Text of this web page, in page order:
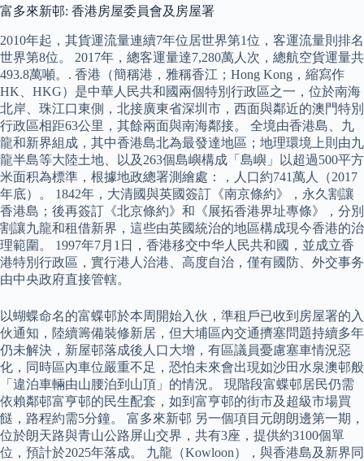
富多來新邨: 香港房屋委員會及房屋署
2010年起，其貨運流量連續7年位居世界第1位，客運流量則排名
世界第8位。 2017年，總客運量達7,280萬人次，總航空貨運量共
493.8萬噸。. 香港（簡稱港，雅稱香江；Hong Kong，縮寫作
HK、HKG）是中華人民共和國兩個特別行政區之一，位於南海
北岸、珠江口東側，北接廣東省深圳市，西面與鄰近的澳門特別
行政區相距63公里，其餘兩面與南海鄰接。 全境由香港島、九
龍和新界組成，其中香港島北為最發達地區；地理環境上則由九
龍半島等大陸土地、以及263個島嶼構成「島嶼」以超過500平方
米面积為標準，根據地政總署測繪處：，人口約741萬人（2017
年底）。 1842年，大清國與英國簽訂《南京條約》，永久割讓
香港島；後再簽訂《北京條約》和《展拓香港界址專條》，分別
割讓九龍和租借新界，這些由英國統治的地區構成現今香港的治
理範圍。 1997年7月1日，香港移交中华人民共和國，並成立香
港特別行政區，實行港人治港、高度自治，僅有國防、外交事务
由中央政府直接管轄。
以蝴蝶命名的富蝶邨於本周開始入伙，準租戶已收到房屋署的入
伙通知，陸續籌備裝修新居，但大埔區內交通擠塞問題持續多年
仍未解決，新屋邨落成後人口大增，有區議員憂慮塞車情況惡
化，同時區內車位嚴重不足，恐怕未來會出現如沙田水泉澳邨般
「違泊車輛由山腰泊到山頂」的情況。 現階段富蝶邨居民仍需
依賴鄰邨富亨邨的民生配套，如到富亨邨的街市及超級市場買
餸，路程約需5分鐘。 富多來新邨 另一個項目元朗朗邊第一期，
位於朗天路與青山公路屏山交界，共有3座，提供約3100個單
位，預計於2025年落成。 九龍（Kowloon），與香港島及新界同